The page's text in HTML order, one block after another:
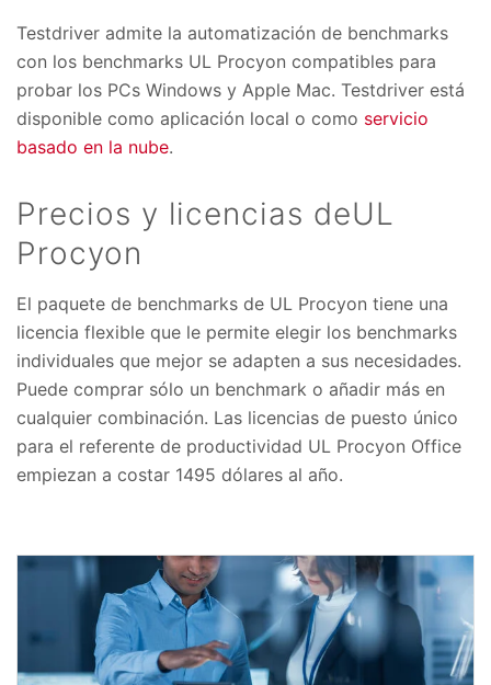
Testdriver admite la automatización de benchmarks
con los benchmarks UL Procyon compatibles para
probar los PCs Windows y Apple Mac. Testdriver está
disponible como aplicación local o como servicio
basado en la nube.
Precios y licencias deUL
Procyon
El paquete de benchmarks de UL Procyon tiene una
licencia flexible que le permite elegir los benchmarks
individuales que mejor se adapten a sus necesidades.
Puede comprar sólo un benchmark o añadir más en
cualquier combinación. Las licencias de puesto único
para el referente de productividad UL Procyon Office
empiezan a costar 1495 dólares al año.